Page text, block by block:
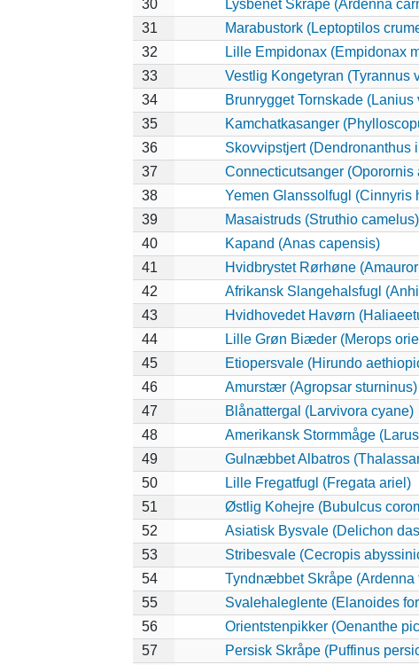
30
Lysbenet Skråpe (Ardenna
31
Marabustork (Leptoptilos
32
Lille Empidonax (Empidonax
33
Vestlig Kongetyran (Tyrannus
34
Brunrygget Tornskade (Lanius
35
Kamchatkasanger
36
Skovvipstjert (Dendronanthus
37
Connecticutsanger (Oporornis
38
Yemen Glanssolfugl (Cinnyris
39
Masaistruds (Struthio camelus)
40
Kapand (Anas capensis)
41
Hvidbrystet Rørhøne
42
Afrikansk Slangehalsfugl
43
Hvidhovedet Havørn
44
Lille Grøn Biæder (Merops
45
Etiopersvale (Hirundo
46
Amurstær (Agropsar sturninus)
47
Blånattergal (Larvivora cyane)
48
Amerikansk Stormmåge
49
Gulnæbbet Albatros
50
Lille Fregatfugl (Fregata ariel)
51
Østlig Kohejre (Bubulcus
52
Asiatisk Bysvale (Delichon
53
Stribesvale (Cecropis
54
Tyndnæbbet Skråpe (Ardenna
55
Svalehaleglente (Elanoides
56
Orientstenpikker (Oenanthe
57
Persisk Skråpe (Puffinus